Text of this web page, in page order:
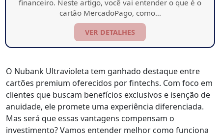
financeiro. Neste artigo, você vai entender o que é o
cartão MercadoPago, como…
VER DETALHES
O Nubank Ultravioleta tem ganhado destaque entre
cartões premium oferecidos por fintechs. Com foco em
clientes que buscam benefícios exclusivos e isenção de
anuidade, ele promete uma experiência diferenciada.
Mas será que essas vantagens compensam o
investimento? Vamos entender melhor como funciona